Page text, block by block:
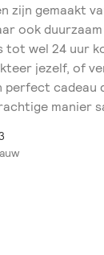
zijn gemaakt
ook
tot wel 24 uur
jezelf, of
perfect
manier